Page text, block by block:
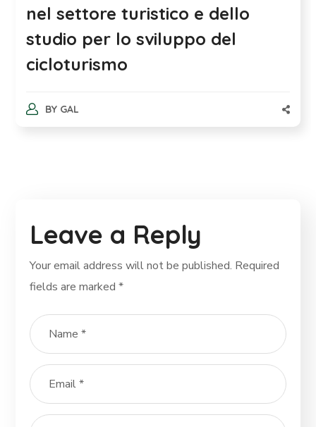
nel settore turistico e dello
studio per lo sviluppo del
cicloturismo
BY GAL
Leave a Reply
Your email address will not be published. Required
fields are marked*